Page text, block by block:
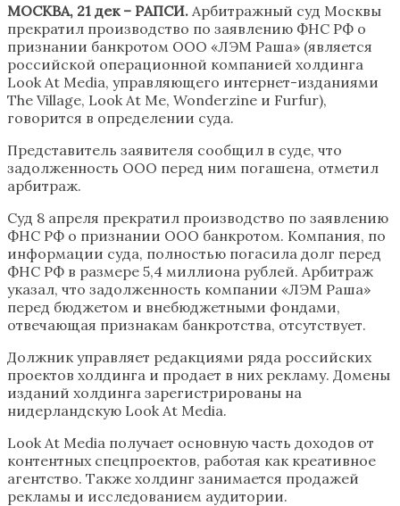
МОСКВА, 21 дек – РАПСИ. Арбитражный суд Москвы
прекратил производство по заявлению ФНС РФ о
признании банкротом ООО «ЛЭМ Раша» (является
российской операционной компанией холдинга
Look At Media, управляющего интернет-изданиями
The Village, Look At Me, Wonderzine и Furfur),
говорится в определении суда.
Представитель заявителя сообщил в суде, что
задолженность ООО перед ним погашена, отметил
арбитраж.
Суд 8 апреля прекратил производство по заявлению
ФНС РФ о признании ООО банкротом. Компания, по
информации суда, полностью погасила долг перед
ФНС РФ в размере 5,4 миллиона рублей. Арбитраж
указал, что задолженность компании «ЛЭМ Раша»
перед бюджетом и внебюджетными фондами,
отвечающая признакам банкротства, отсутствует.
Должник управляет редакциями ряда российских
проектов холдинга и продает в них рекламу. Домены
изданий холдинга зарегистрированы на
нидерландскую Look At Media.
Look At Media получает основную часть доходов от
контентных спецпроектов, работая как креативное
агентство. Также холдинг занимается продажей
рекламы и исследованием аудитории.